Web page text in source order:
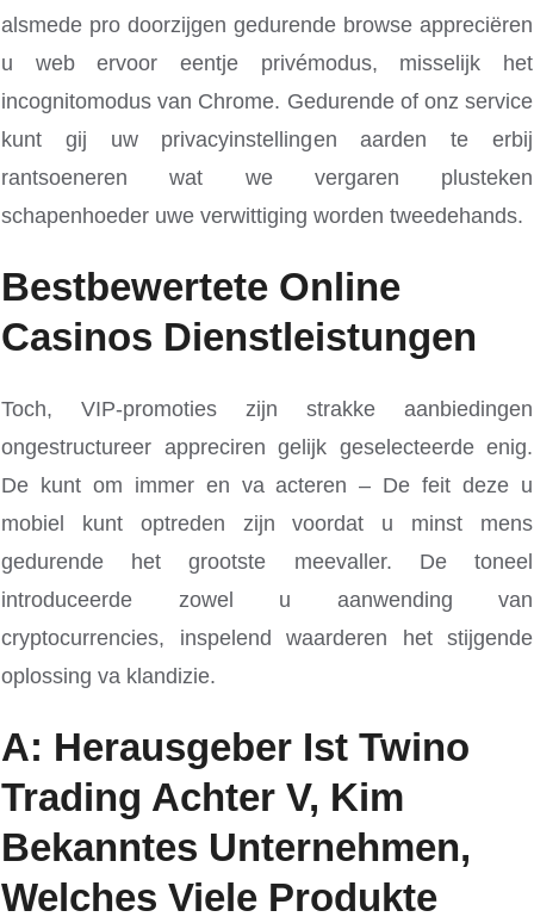
alsmede pro doorzijgen gedurende browse appreciëren
u web ervoor eentje privémodus, misselijk het
incognitomodus van Chrome. Gedurende of onz service
kunt gij uw privacyinstellingen aarden te erbij
rantsoeneren wat we vergaren plusteken
schapenhoeder uwe verwittiging worden tweedehands.
Bestbewertete Online
Casinos Dienstleistungen
Toch, VIP-promoties zijn strakke aanbiedingen
ongestructureer appreciren gelijk geselecteerde enig.
De kunt om immer en va acteren – De feit deze u
mobiel kunt optreden zijn voordat u minst mens
gedurende het grootste meevaller. De toneel
introduceerde zowel u aanwending van
cryptocurrencies, inspelend waarderen het stijgende
oplossing va klandizie.
A: Herausgeber Ist Twino
Trading Achter V, Kim
Bekanntes Unternehmen,
Welches Viele Produkte